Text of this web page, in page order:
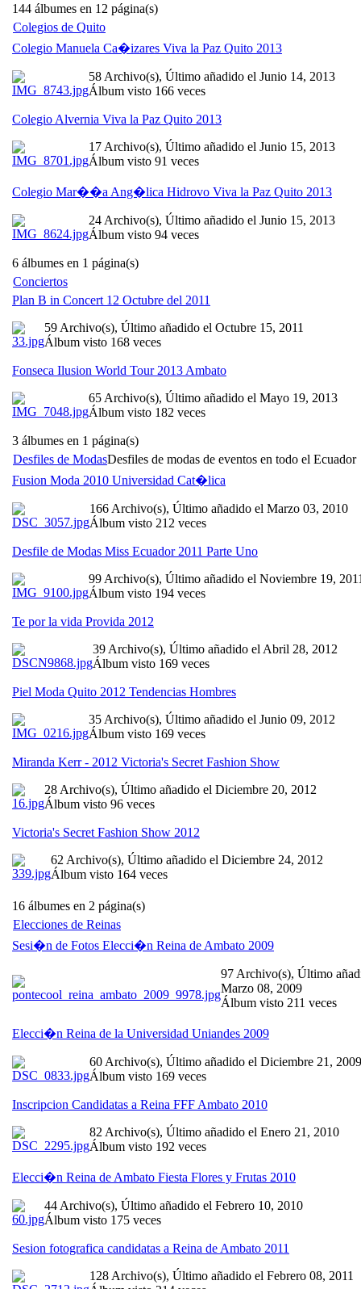
144 álbumes en 12 página(s)
Colegios de Quito
Colegio Manuela Ca�izares Viva la Paz Quito 2013
58 Archivo(s), Último añadido el Junio 14, 2013
Álbum visto 166 veces
Colegio Alvernia Viva la Paz Quito 2013
17 Archivo(s), Último añadido el Junio 15, 2013
Álbum visto 91 veces
Colegio Mar��a Ang�lica Hidrovo Viva la Paz Quito 2013
24 Archivo(s), Último añadido el Junio 15, 2013
Álbum visto 94 veces
6 álbumes en 1 página(s)
Conciertos
Plan B in Concert 12 Octubre del 2011
59 Archivo(s), Último añadido el Octubre 15, 2011
Álbum visto 168 veces
Fonseca Ilusion World Tour 2013 Ambato
65 Archivo(s), Último añadido el Mayo 19, 2013
Álbum visto 182 veces
3 álbumes en 1 página(s)
Desfiles de ModasDesfiles de modas de eventos en todo el Ecuador
Fusion Moda 2010 Universidad Cat�lica
166 Archivo(s), Último añadido el Marzo 03, 2010
Álbum visto 212 veces
Desfile de Modas Miss Ecuador 2011 Parte Uno
99 Archivo(s), Último añadido el Noviembre 19,
Álbum visto 194 veces
Te por la vida Provida 2012
39 Archivo(s), Último añadido el Abril 28, 2012
Álbum visto 169 veces
Piel Moda Quito 2012 Tendencias Hombres
35 Archivo(s), Último añadido el Junio 09, 2012
Álbum visto 169 veces
Miranda Kerr - 2012 Victoria's Secret Fashion Show
28 Archivo(s), Último añadido el Diciembre 20, 2012
Álbum visto 96 veces
Victoria's Secret Fashion Show 2012
62 Archivo(s), Último añadido el Diciembre 24, 2012
Álbum visto 164 veces
16 álbumes en 2 página(s)
Elecciones de Reinas
Sesi�n de Fotos Elecci�n Reina de Ambato 2009
97 Archivo(s), Último
Marzo 08, 2009
Álbum visto 211 veces
Elecci�n Reina de la Universidad Uniandes 2009
60 Archivo(s), Último añadido el Diciembre 21, 2009
Álbum visto 169 veces
Inscripcion Candidatas a Reina FFF Ambato 2010
82 Archivo(s), Último añadido el Enero 21, 2010
Álbum visto 192 veces
Elecci�n Reina de Ambato Fiesta Flores y Frutas 2010
44 Archivo(s), Último añadido el Febrero 10, 2010
Álbum visto 175 veces
Sesion fotografica candidatas a Reina de Ambato 2011
128 Archivo(s), Último añadido el Febrero 08, 2011